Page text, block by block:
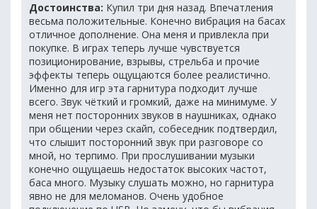
Достоинства: Купил три дня назад. Впечатления
весьма положительные. Конечно вибрация на басах
отличное дополнение. Она меня и привлекла при
покупке. В играх теперь лучше чувствуется
позиционирование, взрывы, стрельба и прочие
эффекты теперь ощущаются более реалистично.
Именно для игр эта гарнитура подходит лучше
всего. Звук чёткий и громкий, даже на минимуме. У
меня нет посторонних звуков в наушниках, однако
при общении через скайп, собеседник подтвердил,
что слышит посторонний звук при разговоре со
мной, но терпимо. При прослушивании музыки
конечно ощущаешь недостаток высоких частот,
баса много. Музыку слушать можно, но гарнитура
явно не для меломанов. Очень удобное